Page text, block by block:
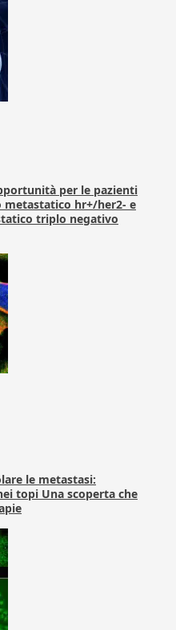
per le pazienti
hr+/her2- e
triplo negativo
le metastasi:
topi Una scoperta che